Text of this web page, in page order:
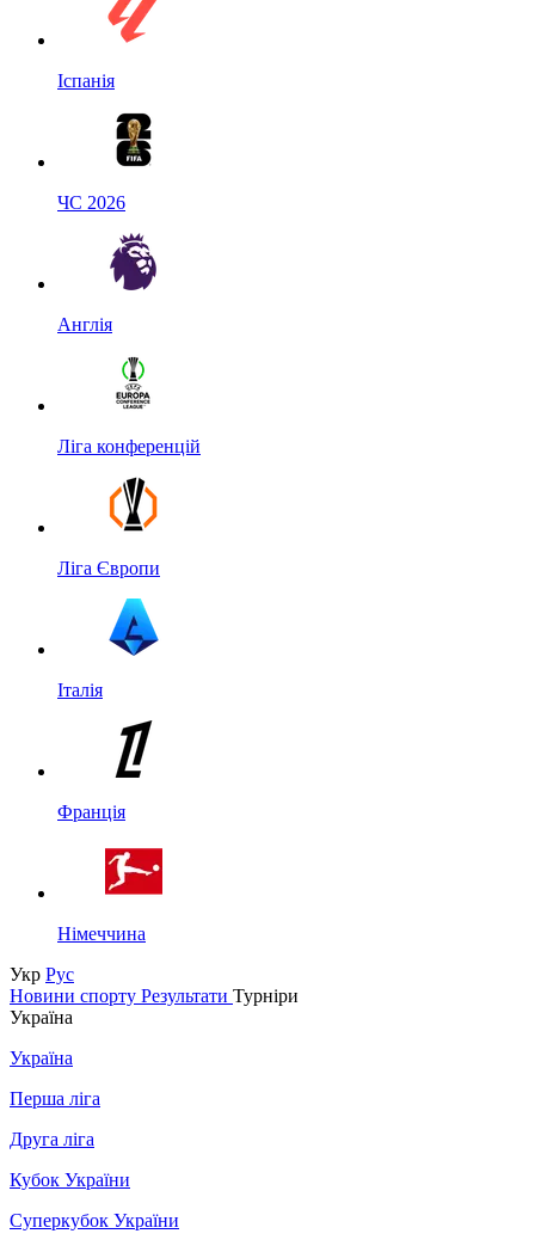
Іспанія
ЧС 2026
Англія
Ліга конференцій
Ліга Європи
Італія
Франція
Німеччина
Укр Рус
Новини спорту Результати Турніри
Україна
Україна
Перша ліга
Друга ліга
Кубок України
Суперкубок України